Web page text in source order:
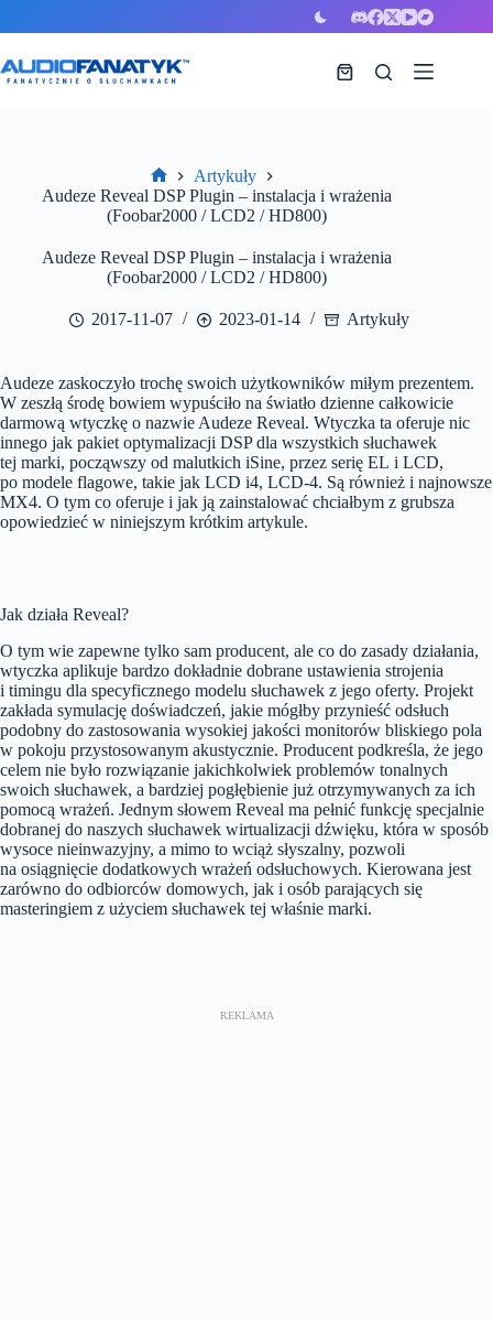
Koszyk
Strona
główna
Artykuły
Audeze Reveal DSP Plugin – instalacja i wrażenia
(Foobar2000 / LCD2 / HD800)
Audeze Reveal DSP Plugin – instalacja i wrażenia
(Foobar2000 / LCD2 / HD800)
2017-11-07 2023-01-14 Artykuły
Audeze zaskoczyło trochę swoich użytkowników miłym prezentem.
W zeszłą środę bowiem wypuściło na światło dzienne całkowicie
darmową wtyczkę o nazwie Audeze Reveal. Wtyczka ta oferuje nic
innego jak pakiet optymalizacji DSP dla wszystkich słuchawek
tej marki, począwszy od malutkich iSine, przez serię EL i LCD,
po modele flagowe, takie jak LCD i4, LCD-4. Są również i najnowsze
MX4. O tym co oferuje i jak ją zainstalować chciałbym z grubsza
opowiedzieć w niniejszym krótkim artykule.
Jak działa Reveal?
O tym wie zapewne tylko sam producent, ale co do zasady działania,
wtyczka aplikuje bardzo dokładnie dobrane ustawienia strojenia
i timingu dla specyficznego modelu słuchawek z jego oferty. Projekt
zakłada symulację doświadczeń, jakie mógłby przynieść odsłuch
podobny do zastosowania wysokiej jakości monitorów bliskiego pola
w pokoju przystosowanym akustycznie. Producent podkreśla, że jego
celem nie było rozwiązanie jakichkolwiek problemów tonalnych
swoich słuchawek, a bardziej pogłębienie już otrzymywanych za ich
pomocą wrażeń. Jednym słowem Reveal ma pełnić funkcję specjalnie
dobranej do naszych słuchawek wirtualizacji dźwięku, która w sposób
wysoce nieinwazyjny, a mimo to wciąż słyszalny, pozwoli
na osiągnięcie dodatkowych wrażeń odsłuchowych. Kierowana jest
zarówno do odbiorców domowych, jak i osób parających się
masteringiem z użyciem słuchawek tej właśnie marki.